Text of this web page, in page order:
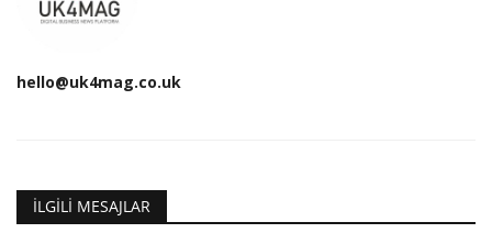
hello@uk4mag.co.uk
İLGILI MESAJLAR